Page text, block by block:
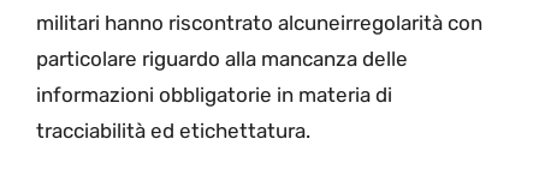
militari hanno riscontrato alcuneirregolarità con
particolare riguardo alla mancanza delle
informazioni obbligatorie in materia di
tracciabilità ed etichettatura.